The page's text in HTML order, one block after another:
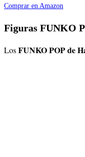
Comprar en Amazon
Figuras FUNKO
LosFUNKO POP de